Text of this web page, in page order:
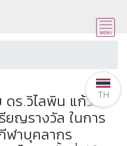
ร.วิไลพิน แก้ว
ยญรางวัล ในการ
ฬาบุคลากร
TH